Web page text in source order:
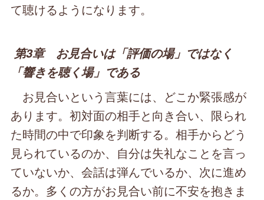
て聴けるようになります。
第3章 お見合いは「評価の場」ではなく
「響きを聴く場」である
お見合いという言葉には、どこか緊張感が
あります。初対面の相手と向き合い、限られ
た時間の中で印象を判断する。相手からどう
見られているのか、自分は失礼なことを言っ
ていないか、会話は弾んでいるか、次に進め
るか。多くの方がお見合い前に不安を抱きま